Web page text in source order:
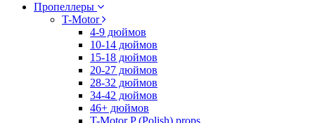
Пропеллеры
T-Motor
4-9 дюймов
10-14 дюймов
15-18 дюймов
20-27 дюймов
28-32 дюймов
34-42 дюймов
46+ дюймов
T-Motor P (Polish) props